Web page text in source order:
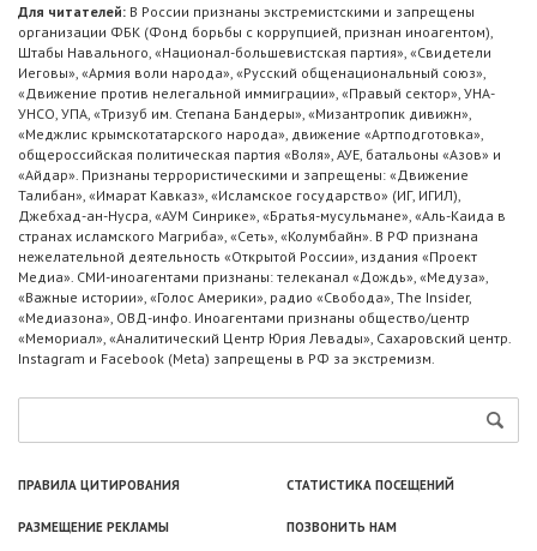
Для читателей: В России признаны экстремистскими и запрещены
организации ФБК (Фонд борьбы с коррупцией, признан иноагентом),
Штабы Навального, «Национал-большевистская партия», «Свидетели
Иеговы», «Армия воли народа», «Русский общенациональный союз»,
«Движение против нелегальной иммиграции», «Правый сектор», УНА-
УНСО, УПА, «Тризуб им. Степана Бандеры», «Мизантропик дивижн»,
«Меджлис крымскотатарского народа», движение «Артподготовка»,
общероссийская политическая партия «Воля», АУЕ, батальоны «Азов» и
«Айдар». Признаны террористическими и запрещены: «Движение
Талибан», «Имарат Кавказ», «Исламское государство» (ИГ, ИГИЛ),
Джебхад-ан-Нусра, «АУМ Синрике», «Братья-мусульмане», «Аль-Каида в
странах исламского Магриба», «Сеть», «Колумбайн». В РФ признана
нежелательной деятельность «Открытой России», издания «Проект
Медиа». СМИ-иноагентами признаны: телеканал «Дождь», «Медуза»,
«Важные истории», «Голос Америки», радио «Свобода», The Insider,
«Медиазона», ОВД-инфо. Иноагентами признаны общество/центр
«Мемориал», «Аналитический Центр Юрия Левады», Сахаровский центр.
Instagram и Facebook (Metа) запрещены в РФ за экстремизм.
ПРАВИЛА ЦИТИРОВАНИЯ СТАТИСТИКА ПОСЕЩЕНИЙ
РАЗМЕЩЕНИЕ РЕКЛАМЫ ПОЗВОНИТЬ НАМ